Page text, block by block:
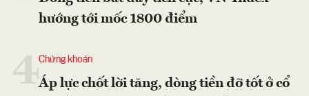
hướng tới mốc 1800 điểm
4Chứng khoán
Áp lực chốt lời tăng, dòng tiền đỡ tốt ở cổ